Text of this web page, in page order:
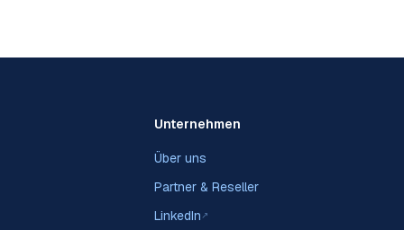
Unternehmen
Über uns
Partner & Reseller
LinkedIn ↗